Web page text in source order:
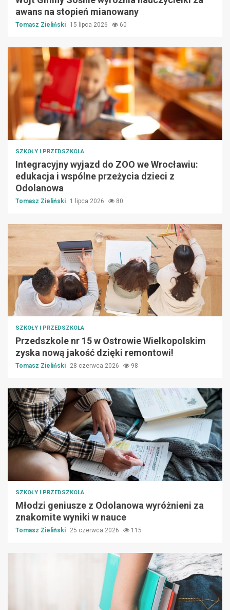
awans na stopień mianowany
Tomasz Zieliński 15 lipca 2026 60
SZKOŁY I PRZEDSZKOLA
Integracyjny wyjazd do ZOO we Wrocławiu:
edukacja i wspólne przeżycia dzieci z
Odolanowa
Tomasz Zieliński 1 lipca 2026 80
SZKOŁY I PRZEDSZKOLA
Przedszkole nr 15 w Ostrowie Wielkopolskim
zyska nową jakość dzięki remontowi!
Tomasz Zieliński 28 czerwca 2026 98
SZKOŁY I PRZEDSZKOLA
Młodzi geniusze z Odolanowa wyróżnieni za
znakomite wyniki w nauce
Tomasz Zieliński 25 czerwca 2026 115